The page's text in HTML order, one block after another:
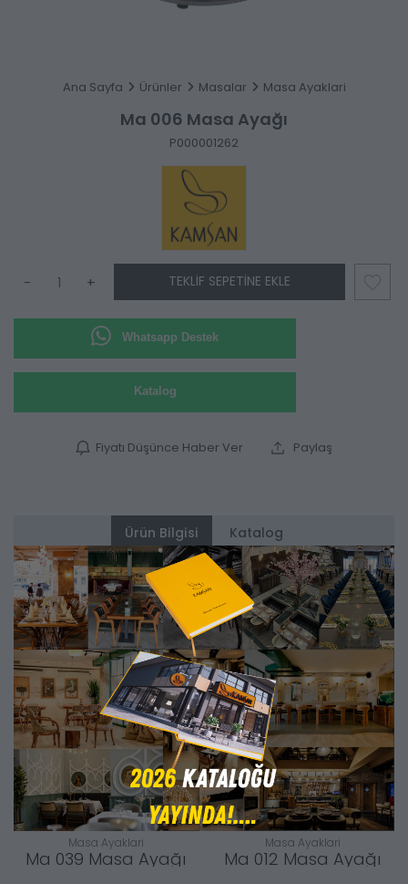
Ana Sayfa Ürünler Masalar Masa Ayaklari
Ma 006 Masa Ayağı
P000001262
- + TEKLIF SEPETINE EKLE
Whatsapp Destek
Katalog
Fiyatı Düşünce Haber Ver Paylaş
Ürün Bilgisi Katalog
Alternatifler
Masa Ayaklari
Ma 039 Masa Ayağı
Masa Ayaklari
Ma 012 Masa Ayağı